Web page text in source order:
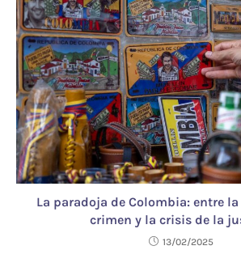
La paradoja de Colombia: entre
crimen y la crisis de la
13/02/2025